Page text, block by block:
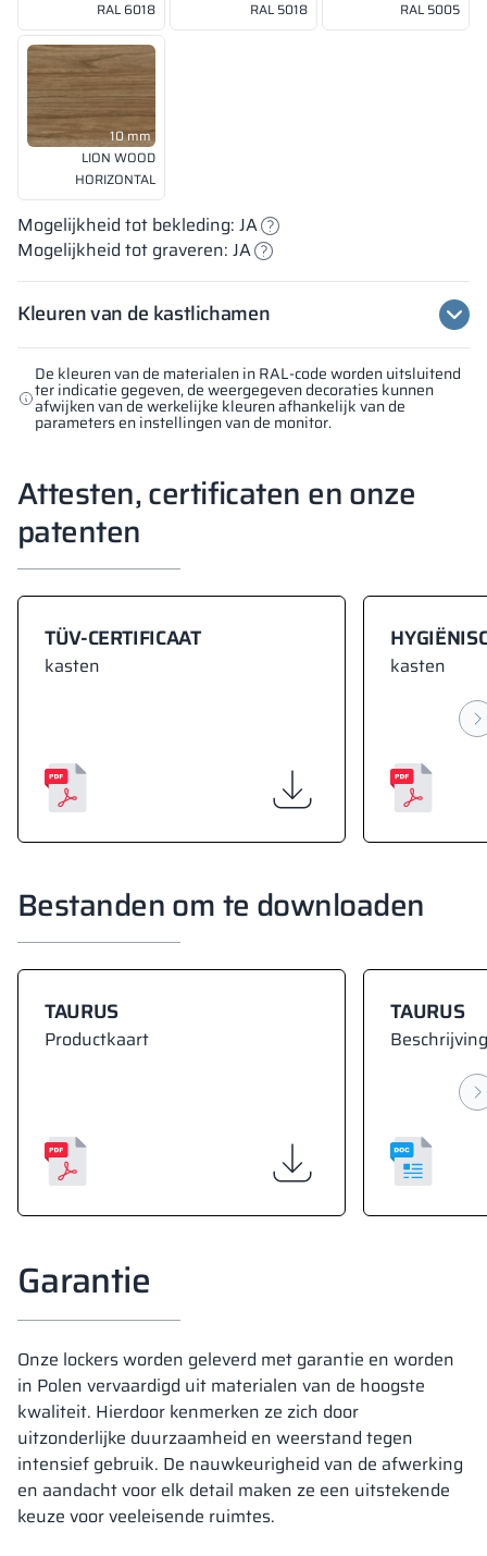
De kleuren van de materialen in RAL-code worden uitsluitend
ter indicatie gegeven, de weergegeven decoraties kunnen
afwijken van de werkelijke kleuren afhankelijk van de
parameters en instellingen van de monitor.
RAL 6018 RAL 5018 RAL 5005
10 mm
LION WOOD
HORIZONTAL
Mogelijkheid tot bekleding: JA
Mogelijkheid tot graveren: JA
Kleuren van de kastlichamen
Attesten, certificaten en onze
patenten
TÜV-CERTIFICAAT
kasten kasten
Bestanden om te downloaden
TAURUS
Productkaart
TAURUS
Garantie
Onze lockers worden geleverd met garantie en worden
in Polen vervaardigd uit materialen van de hoogste
kwaliteit. Hierdoor kenmerken ze zich door
uitzonderlijke duurzaamheid en weerstand tegen
intensief gebruik. De nauwkeurigheid van de afwerking
en aandacht voor elk detail maken ze een uitstekende
keuze voor veeleisende ruimtes.